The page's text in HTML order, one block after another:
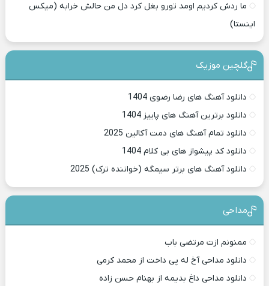
ما ردش کردیم اومد تورو بغل کرد دل من حالش خرابه (میکس
اینستا)
گلچین موزیک
دانلود آهنگ های رضا رضوی 1404
دانلود برترین آهنگ های پاییز 1404
دانلود تمام آهنگ های دمت آکالین 2025
دانلود کد پیشواز های بی کلام 1404
دانلود آهنگ های برتر سیمگه (خواننده ترک) 2025
مداحی
ممنونم ازت مرتضی باب
دانلود مداحی آخ له پی داخت از محمد کرمی
دانلود مداحی داغ بدیمه از بهنام حسن زاده